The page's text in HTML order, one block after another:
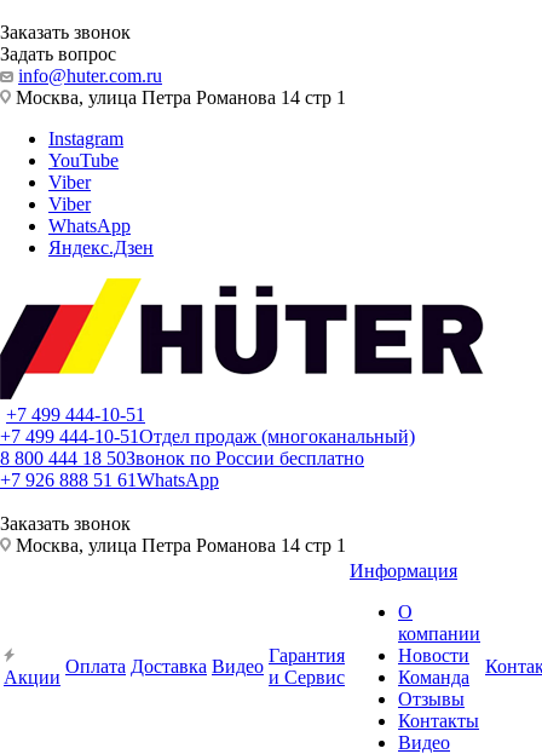
Заказать звонок
Задать вопрос
info@huter.com.ru
Москва, улица Петра Романова 14 стр 1
Instagram
YouTube
Viber
Viber
WhatsApp
Яндекс.Дзен
+7 499 444-10-51
+7 499 444-10-51Отдел продаж (многоканальный)
8 800 444 18 50Звонок по России бесплатно
+7 926 888 51 61WhatsApp
Заказать звонок
Москва, улица Петра Романова 14 стр 1
Акции
Оплата Доставка Видео
Гарантия
и Сервис
Информация
О
компании
Новости
Команда
Отзывы
Контакты
Видео